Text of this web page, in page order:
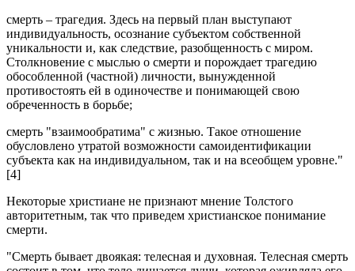
смерть – трагедия. Здесь на первый план выступают
индивидуальность, осознание субъектом собственной
уникальности и, как следствие, разобщенность с миром.
Столкновение с мыслью о смерти и порождает трагедию
обособленной (частной) личности, вынужденной
противостоять ей в одиночестве и понимающей свою
обреченность в борьбе;
смерть "взаимообратима" с жизнью. Такое отношение
обусловлено утратой возможности самоидентификации
субъекта как на индивидуальном, так и на всеобщем уровне."
[4]
Некоторые христиане не признают мнение Толстого
авторитетным, так что приведем христианское понимание
смерти.
"Смерть бывает двоякая: телесная и духовная. Телесная смерть